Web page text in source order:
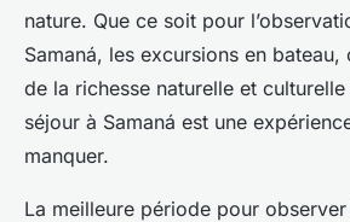
nature. Que ce soit pour
Samaná, les excursions en
de la richesse naturelle et
séjour à Samaná est une
manquer.
La meilleure période pour